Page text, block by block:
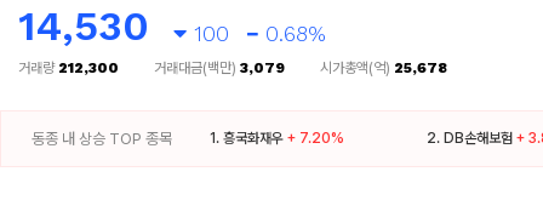
14,530 100 0.68%
거래량 212,300 거래대금(백만) 3,079 시가총액(억) 25,678
동종 내 상승 TOP 종목 1. 흥국화재우 + 7.20% 2. DB손해보험 +